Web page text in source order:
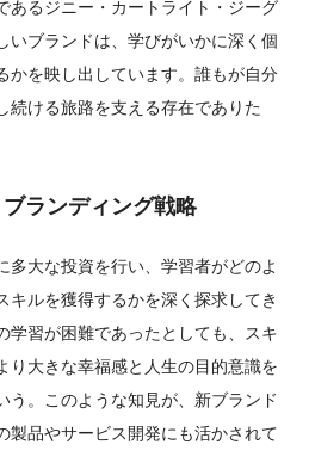
あるジニー・カートライト・ジーグ
いブランドは、学びがいかに深く個
かを映し出しています。誰もが自分
続ける旅路を支える存在でありた
ランディング戦略
多大な投資を行い、学習者がどのよ
キルを獲得するかを深く探求してき
学習が困難であったとしても、スキ
り大きな幸福感と人生の目的意識を
う。このような知見が、新ブランド
製品やサービス開発にも活かされて